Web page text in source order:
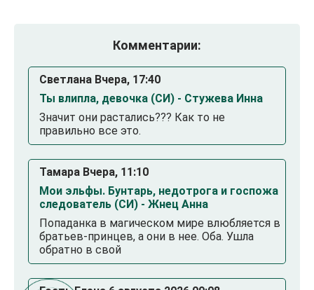
Комментарии:
Светлана Вчера, 17:40
Ты влипла, девочка (СИ) - Стужева Инна
Значит они растались??? Как то не
правильно все это.
Тамара Вчера, 11:10
Мои эльфы. Бунтарь, недотрога и госпожа
следователь (СИ) - Жнец Анна
Попаданка в магическом мире влюбляется в
братьев-принцев, а они в нее. Оба. Ушла
обратно в свой